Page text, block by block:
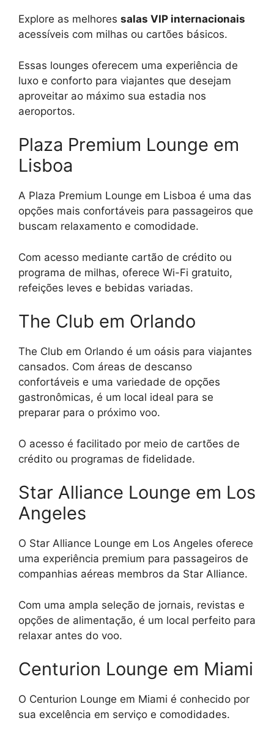
Explore as melhores salas VIP internacionais
acessíveis com milhas ou cartões básicos.
Essas lounges oferecem uma experiência de
luxo e conforto para viajantes que desejam
aproveitar ao máximo sua estadia nos
aeroportos.
Plaza Premium Lounge em
Lisboa
A Plaza Premium Lounge em Lisboa é uma das
opções mais confortáveis para passageiros que
buscam relaxamento e comodidade.
Com acesso mediante cartão de crédito ou
programa de milhas, oferece Wi-Fi gratuito,
refeições leves e bebidas variadas.
The Club em Orlando
The Club em Orlando é um oásis para viajantes
cansados. Com áreas de descanso
confortáveis e uma variedade de opções
gastronômicas, é um local ideal para se
preparar para o próximo voo.
O acesso é facilitado por meio de cartões de
crédito ou programas de fidelidade.
Star Alliance Lounge em Los
Angeles
O Star Alliance Lounge em Los Angeles oferece
uma experiência premium para passageiros de
companhias aéreas membros da Star Alliance.
Com uma ampla seleção de jornais, revistas e
opções de alimentação, é um local perfeito para
relaxar antes do voo.
Centurion Lounge em Miami
O Centurion Lounge em Miami é conhecido por
sua excelência em serviço e comodidades.